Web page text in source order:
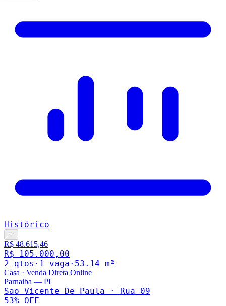
Histórico
♡
R$ 48.615,46
R$ 105.000,00
2 qtos · 1 vaga · 53.14 m²
Casa · Venda Direta Online
Parnaiba — PI
Sao Vicente De Paula · Rua 09
53% OFF